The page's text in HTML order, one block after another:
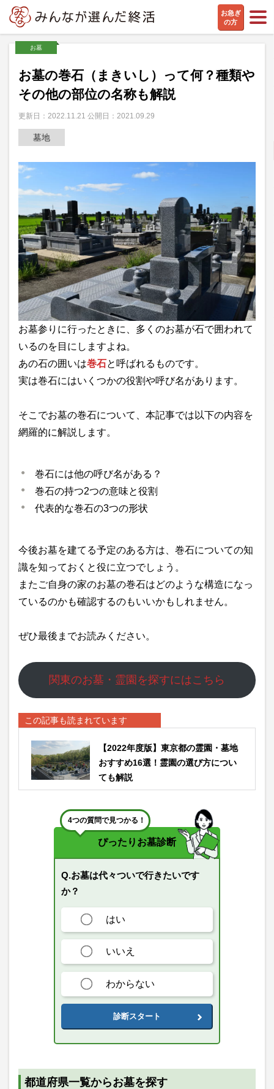
お急ぎ
の方
お墓
お墓の巻石（まきいし）って何？種類や
その他の部位の名称も解説
更新日：2022.11.21 公開日：2021.09.29
墓地
お墓参りに行ったときに、多くのお墓が石で囲われて
いるのを目にしますよね。
あの石の囲いは巻石と呼ばれるものです。
実は巻石にはいくつかの役割や呼び名があります。
そこでお墓の巻石について、本記事では以下の内容を
網羅的に解説します。
巻石には他の呼び名がある？
巻石の持つ2つの意味と役割
代表的な巻石の3つの形状
今後お墓を建てる予定のある方は、巻石についての知
識を知っておくと役に立つでしょう。
またご自身の家のお墓の巻石はどのような構造になっ
ているのかも確認するのもいいかもしれません。
ぜひ最後までお読みください。
関東のお墓・霊園を探すにはこちら
この記事も読まれています
【2022年度版】東京都の霊園・墓地
おすすめ16選！霊園の選び方につい
ても解説
4つの質問で見つかる！
ぴったりお墓診断
Q.お墓は代々ついで行きたいです
か？
はい
いいえ
わからない
診断スタート
都道府県一覧からお墓を探す